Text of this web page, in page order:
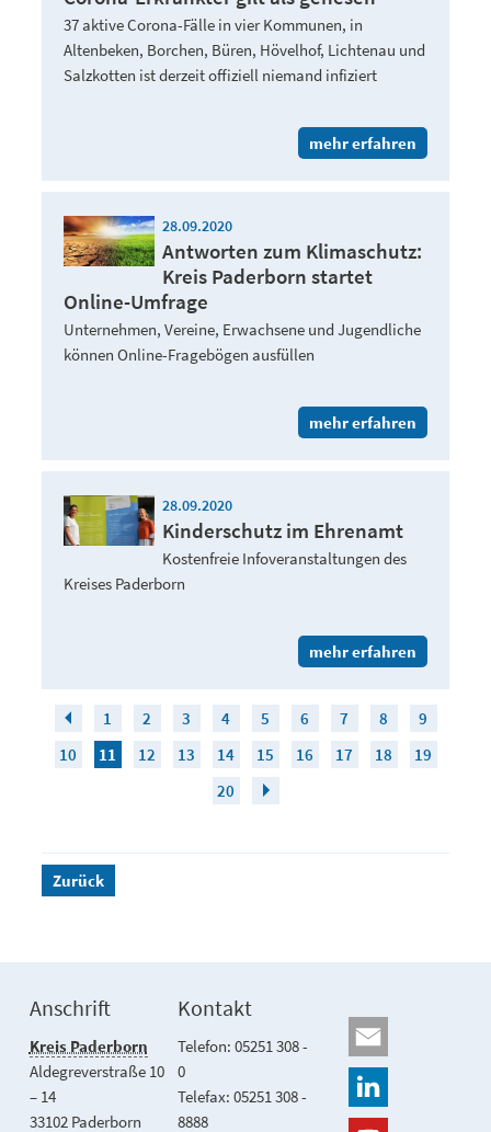
37 aktive Corona-Fälle in vier Kommunen, in
Altenbeken, Borchen, Büren, Hövelhof, Lichtenau und
Salzkotten ist derzeit offiziell niemand infiziert
mehr erfahren
28.09.2020
Antworten zum Klimaschutz:
Kreis Paderborn startet
Online-Umfrage
Unternehmen, Vereine, Erwachsene und Jugendliche
können Online-Fragebögen ausfüllen
mehr erfahren
28.09.2020
Kinderschutz im Ehrenamt
Kostenfreie Infoveranstaltungen des
Kreises Paderborn
mehr erfahren
1 2 3 4 5 6 7 8
9
10
11 12 13 14 15 16 17 18
19
20
Zurück
Anschrift
Kreis Paderborn
Aldegreverstraße 10
– 14
33102 Paderborn
Kontakt
Telefon: 05251 308 -
0
Telefax: 05251 308 -
8888